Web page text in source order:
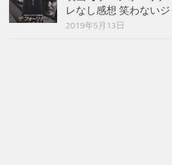
レなし感想 笑わない
2019年5月13日